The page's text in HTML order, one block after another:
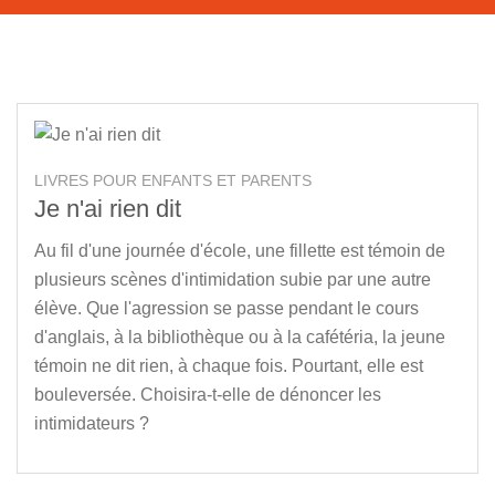
LIVRES POUR ENFANTS ET PARENTS
Je n'ai rien dit
Au fil d'une journée d'école, une fillette est témoin de
plusieurs scènes d'intimidation subie par une autre
élève. Que l'agression se passe pendant le cours
d'anglais, à la bibliothèque ou à la cafétéria, la jeune
témoin ne dit rien, à chaque fois. Pourtant, elle est
bouleversée. Choisira-t-elle de dénoncer les
intimidateurs ?